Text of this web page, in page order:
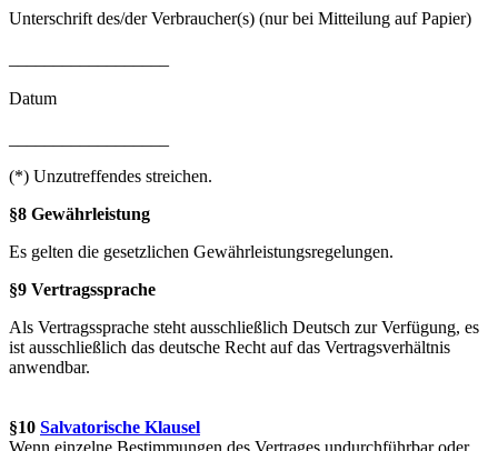
Unterschrift des/der Verbraucher(s) (nur bei Mitteilung auf Papier)
Datum
(*) Unzutreffendes streichen.
§8 Gewährleistung
Es gelten die gesetzlichen Gewährleistungsregelungen.
§9 Vertragssprache
Als Vertragssprache steht ausschließlich Deutsch zur Verfügung, es
ist ausschließlich das deutsche Recht auf das Vertragsverhältnis
anwendbar.
§10 Salvatorische Klausel
Wenn einzelne Bestimmungen des Vertrages undurchführbar oder